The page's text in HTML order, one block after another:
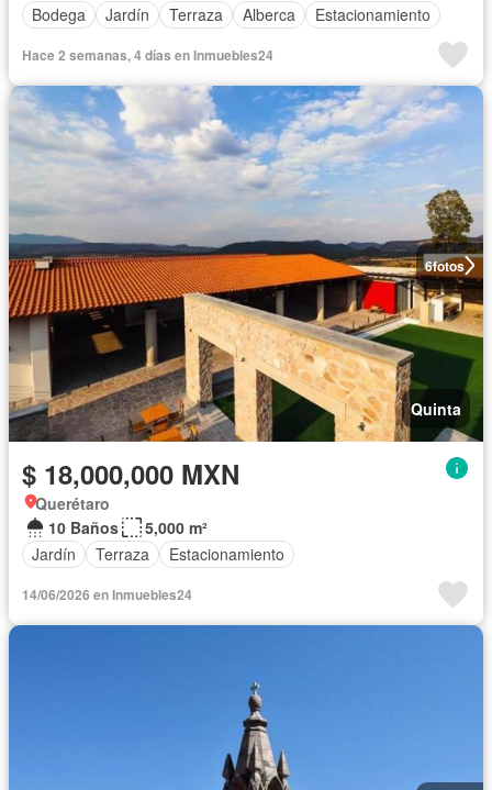
Bodega
Jardín Terraza Alberca Estacionamiento
Hace 2 semanas, 4 días en Inmuebles24
6fotos
Quinta
$ 18,000,000 MXN
Querétaro
10 Baños
5,000 m²
Jardín
Terraza Estacionamiento
14/06/2026 en Inmuebles24